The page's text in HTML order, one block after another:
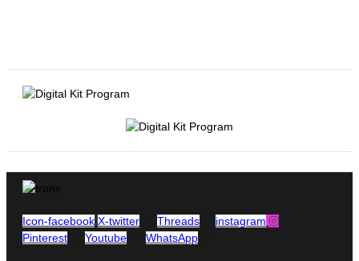
Icon-facebook X-twitter Threads
instagram
Pinterest
Youtube WhatsApp